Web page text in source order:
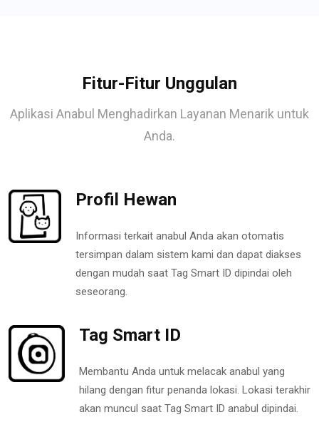
Fitur-Fitur Unggulan
Aplikasi Anabul Menghadirkan Layanan Menarik untuk
Anda.
Profil Hewan
Informasi terkait anabul Anda akan otomatis
tersimpan dalam sistem kami dan dapat diakses
dengan mudah saat Tag Smart ID dipindai oleh
seseorang.
Tag Smart ID
Membantu Anda untuk melacak anabul yang
hilang dengan fitur penanda lokasi. Lokasi terakhir
akan muncul saat Tag Smart ID anabul dipindai.